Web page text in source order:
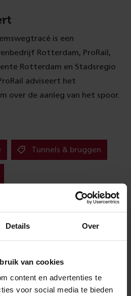
Details Over
van cookies
content en advertenties te
voor social media te bieden
is een
Rotterdam, ProRail,
Rotterdam en Stadsregio
adviseert het
over de aanleg van het spoor.
Tunnels & bruggen
nieuws